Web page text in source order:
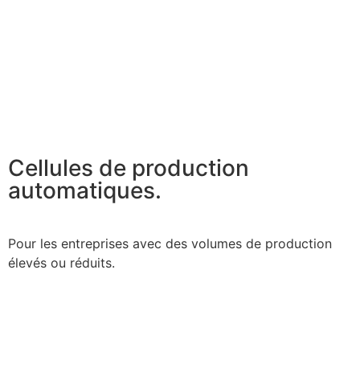
Cellules de production
automatiques.
Pour les entreprises avec des volumes de production
élevés ou réduits.